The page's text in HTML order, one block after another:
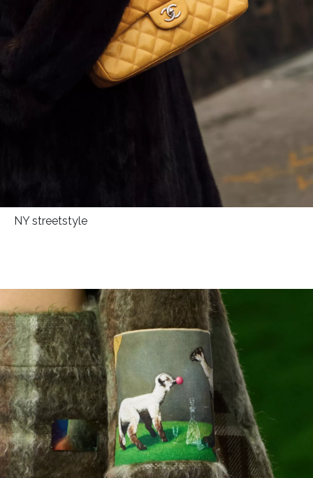
NY streetstyle